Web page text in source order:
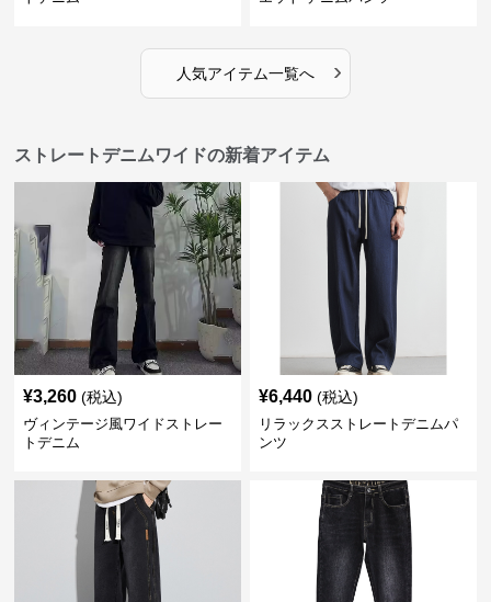
人気アイテム一覧へ ›
ストレートデニムワイドの新着アイテム
¥3,260 (税込)
ヴィンテージ風ワイドストレー
トデニム
¥6,440 (税込)
リラックスストレートデニムパ
ンツ